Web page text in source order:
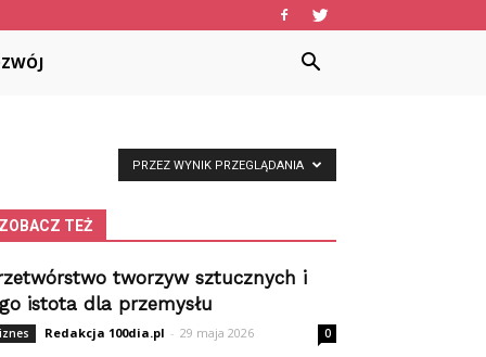
PRZEZ WYNIK PRZEGLĄDANIA
TEŻ
tworzyw sztucznych i
istota dla przemysłu
Redakcja 100dia.pl - 29 maja 2026 0